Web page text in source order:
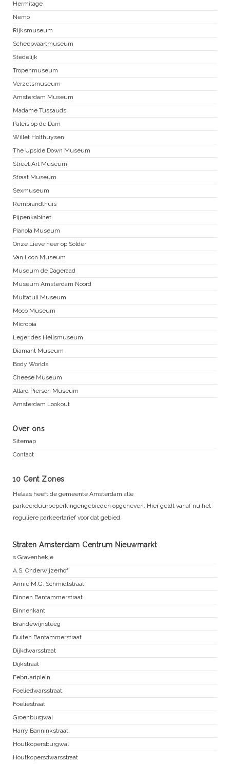
Hermitage
Nemo
Rijksmuseum
Scheepvaartmuseum
Stedelijk
Tropenmuseum
Verzetsmuseum
Amsterdam Museum
Madame Tussauds
Paleis op de Dam
Willet Holthuysen
The Upside Down Museum
Street Art Museum
Straat Museum
Sexmuseum
Rembrandthuis
Pijpenkabinet
Pianola Museum
Onze Lieve heer op Solder
Van Loon Museum
Museum de Dageraad
Museum Amsterdam Noord
Multatuli Museum
Moco Museum
Micropia
Leger des Heilsmuseum
Diamant Museum
Body Worlds
Cheese Museum
Allard Pierson Museum
Amsterdam Lookout
Over ons
Sitemap
Contact
10 Cent Zones
Helaas heeft de gemeente Amsterdam alle
parkeerduurbeperkingengebieden opgeheven. Hier geldt vanaf nu het
reguliere parkeertarief voor dat gebied.
Straten Amsterdam Centrum Nieuwmarkt
s Gravenhekje
A.S. Onderwijzerhof
Annie M.G. Schmidtstraat
Binnen Bantammerstraat
Binnenkant
Brandewijnsteeg
Buiten Bantammerstraat
Dijkdwarsstraat
Dijkstraat
Februariplein
Foeliedwarsstraat
Foeliestraat
Groenburgwal
Harry Banninkstraat
Houtkopersburgwal
Houtkopersdwarsstraat